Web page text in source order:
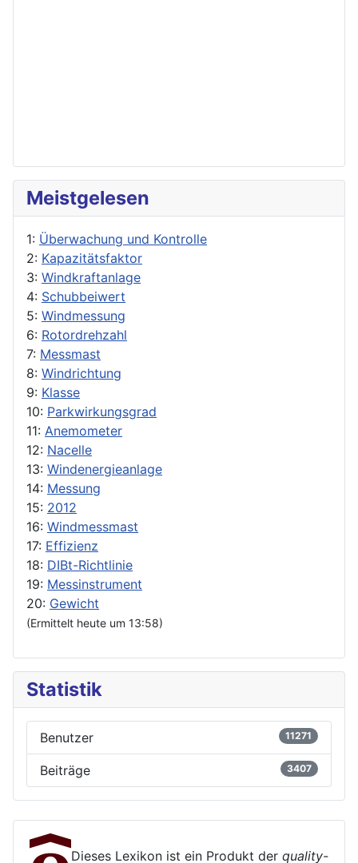
Meistgelesen
1: Überwachung und Kontrolle
2: Kapazitätsfaktor
3: Windkraftanlage
4: Schubbeiwert
5: Windmessung
6: Rotordrehzahl
7: Messmast
8: Windrichtung
9: Klasse
10: Parkwirkungsgrad
11: Anemometer
12: Nacelle
13: Windenergieanlage
14: Messung
15: 2012
16: Windmessmast
17: Effizienz
18: DIBt-Richtlinie
19: Messinstrument
20: Gewicht
(Ermittelt heute um 13:58)
Statistik
Benutzer 11271
Beiträge 3407
Dieses Lexikon ist ein Produkt der quality-